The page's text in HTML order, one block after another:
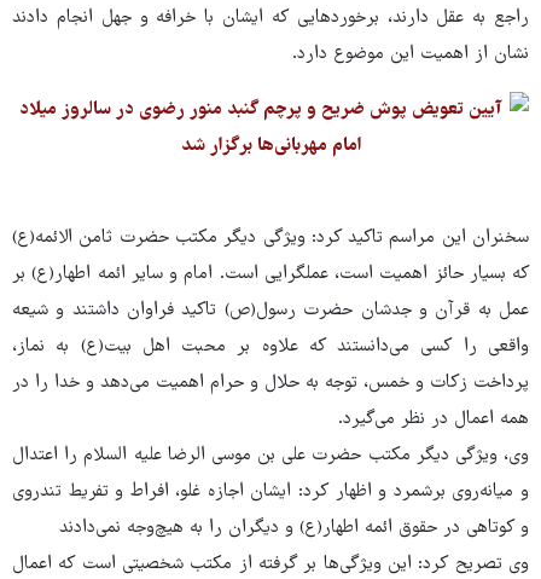
راجع به عقل دارند، برخوردهایی که ایشان با خرافه و جهل انجام دادند
نشان از اهمیت این موضوع دارد.
سخنران این مراسم تاکید کرد: ویژگی دیگر مکتب حضرت ثامن الائمه(ع)
که بسیار حائز اهمیت است، عملگرایی است. امام و سایر ائمه اطهار(ع) بر
عمل به قرآن و جدشان حضرت رسول(ص) تاکید فراوان داشتند و شیعه
واقعی را کسی می‌دانستند که علاوه بر محبت اهل بیت(ع) به نماز،
پرداخت زکات و خمس، توجه به حلال و حرام اهمیت می‌دهد و خدا را در
همه اعمال در نظر می‌گیرد.
وی، ویژگی دیگر مکتب حضرت علی بن موسی الرضا علیه السلام را اعتدال
و میانه‌روی برشمرد و اظهار کرد: ایشان اجازه غلو، افراط و تفریط تندروی
و کوتاهی در حقوق ائمه اطهار(ع) و دیگران را به هیچ‌وجه نمی‌دادند
وی تصریح کرد: این ویژگی‌ها بر گرفته از مکتب شخصیتی است که اعمال